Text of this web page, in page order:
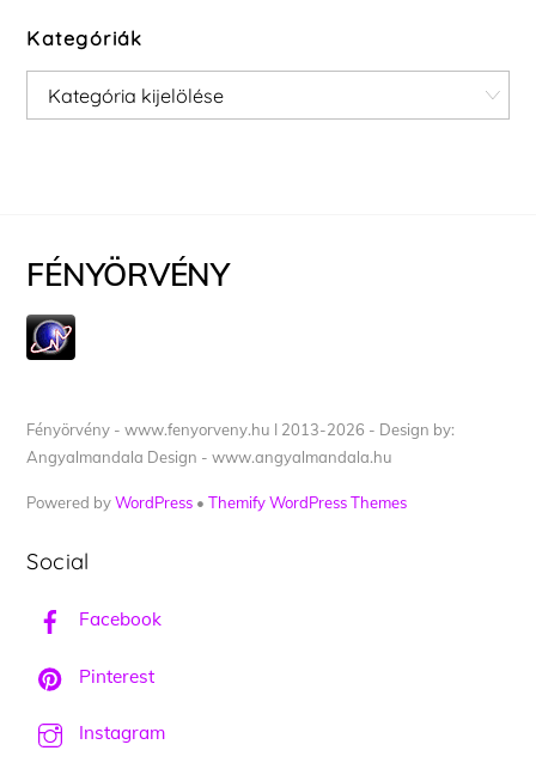
Kategóriák
Kategóriák
FÉNYÖRVÉNY
Fényörvény - www.fenyorveny.hu I 2013-2026 - Design by:
Angyalmandala Design - www.angyalmandala.hu
Powered byWordPress •Themify WordPress Themes
Social
Facebook
Pinterest
Instagram